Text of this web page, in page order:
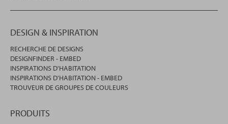
DESIGN & INSPIRATION
RECHERCHE DE DESIGNS
DESIGNFINDER - EMBED
INSPIRATIONS D'HABITATION
INSPIRATIONS D'HABITATION - EMBED
TROUVEUR DE GROUPES DE COULEURS
PRODUITS